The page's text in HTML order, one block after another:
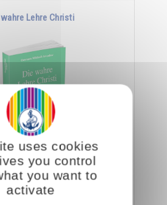
wahre Lehre Christi
Aïvanhov zufolge ist die
in den wenigen Zeilen des
Er sagt: "Ein Eingeweihter
uses cookies
you control
you want to
activate